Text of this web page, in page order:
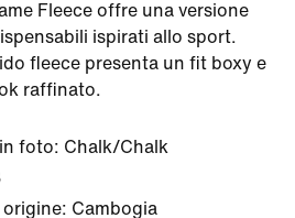
Fleece offre una versione
ispirati allo sport.
fleece presenta un fit boxy e
raffinato.
foto: Chalk/Chalk
Cambogia